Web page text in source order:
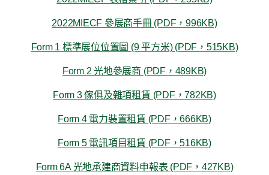
2022MIECF 參展商手冊 (PDF，996KB)
Form 1 標準展位位置圖 (9 平方米) (PDF，515KB)
Form 2 光地參展商 (PDF，489KB)
Form 3 傢俱及雜項租賃 (PDF，782KB)
Form 4 電力裝置租賃 (PDF，666KB)
Form 5 電訊項目租賃 (PDF，516KB)
Form 6A 光地承建商資料申報表 (PDF，427KB)